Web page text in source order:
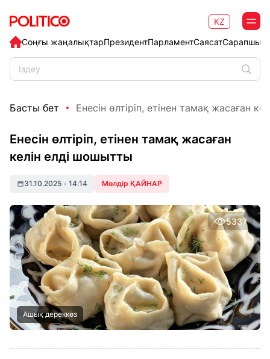
Соңғы жаңалықтарПрезидентПарламентСаясат
KZ
Басты бет Енесін өлтіріп, етінен тамақ жасаған
Енесін өлтіріп, етінен тамақ жасаған
келін елді шошытты
31.10.2025 • 14:14 Мөлдір ҚАЙНАР
5337
Ашық дереккөз